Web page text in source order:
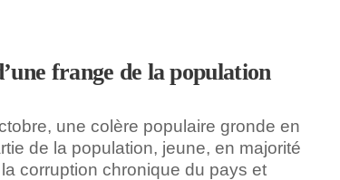
frange de la population
une colère populaire gronde en
de la population, jeune, en majorité
corruption chronique du pays et